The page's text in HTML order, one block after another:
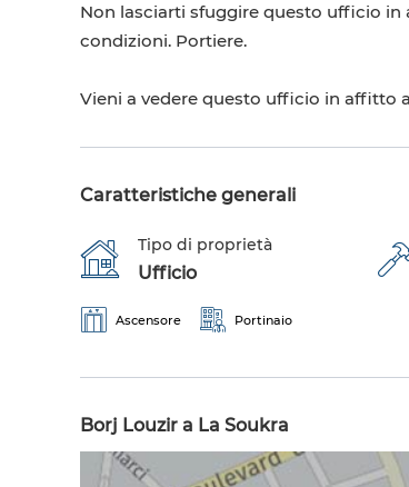
Non lasciarti sfuggire questo ufficio in
condizioni. Portiere.
Vieni a vedere questo ufficio in affitto
Caratteristiche generali
Tipo di proprietà
Ufficio
Ascensore Portinaio
Borj Louzir a La Soukra